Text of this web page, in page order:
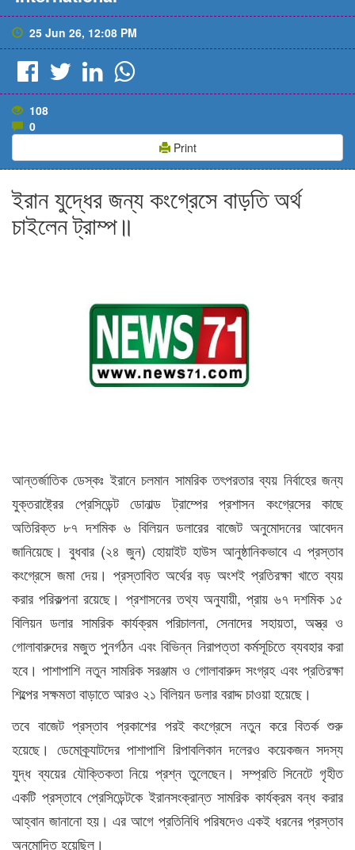
25 Jun 26, 12:08 PM
108
0
Print
ইরান যুদ্ধের জন্য কংগ্রেসে বাড়তি অর্থ
চাইলেন ট্রাম্প॥
আন্তর্জাতিক ডেস্কঃ ইরানে চলমান সামরিক তৎপরতার ব্যয় নির্বাহের জন্য
যুক্তরাষ্ট্রের প্রেসিডেন্ট ডোনাল্ড ট্রাম্পের প্রশাসন কংগ্রেসের কাছে
অতিরিক্ত ৮৭ দশমিক ৬ বিলিয়ন ডলারের বাজেট অনুমোদনের আবেদন
জানিয়েছে। বুধবার (২৪ জুন) হোয়াইট হাউস আনুষ্ঠানিকভাবে এ প্রস্তাব
কংগ্রেসে জমা দেয়। প্রস্তাবিত অর্থের বড় অংশই প্রতিরক্ষা খাতে ব্যয়
করার পরিকল্পনা রয়েছে। প্রশাসনের তথ্য অনুযায়ী, প্রায় ৬৭ দশমিক ১৫
বিলিয়ন ডলার সামরিক কার্যক্রম পরিচালনা, সেনাদের সহায়তা, অস্ত্র ও
গোলাবারুদের মজুত পুনর্গঠন এবং বিভিন্ন নিরাপত্তা কর্মসূচিতে ব্যবহার করা
হবে। পাশাপাশি নতুন সামরিক সরঞ্জাম ও গোলাবারুদ সংগ্রহ এবং প্রতিরক্ষা
শিল্পের সক্ষমতা বাড়াতে আরও ২১ বিলিয়ন ডলার বরাদ্দ চাওয়া হয়েছে।
তবে বাজেট প্রস্তাব প্রকাশের পরই কংগ্রেসে নতুন করে বিতর্ক শুরু
হয়েছে। ডেমোক্র্যাটদের পাশাপাশি রিপাবলিকান দলেরও কয়েকজন সদস্য
যুদ্ধ ব্যয়ের যৌক্তিকতা নিয়ে প্রশ্ন তুলেছেন। সম্প্রতি সিনেটে গৃহীত
একটি প্রস্তাবে প্রেসিডেন্টকে ইরানসংক্রান্ত সামরিক কার্যক্রম বন্ধ করার
আহ্বান জানানো হয়। এর আগে প্রতিনিধি পরিষদেও একই ধরনের প্রস্তাব
অনুমোদিত হয়েছিল।